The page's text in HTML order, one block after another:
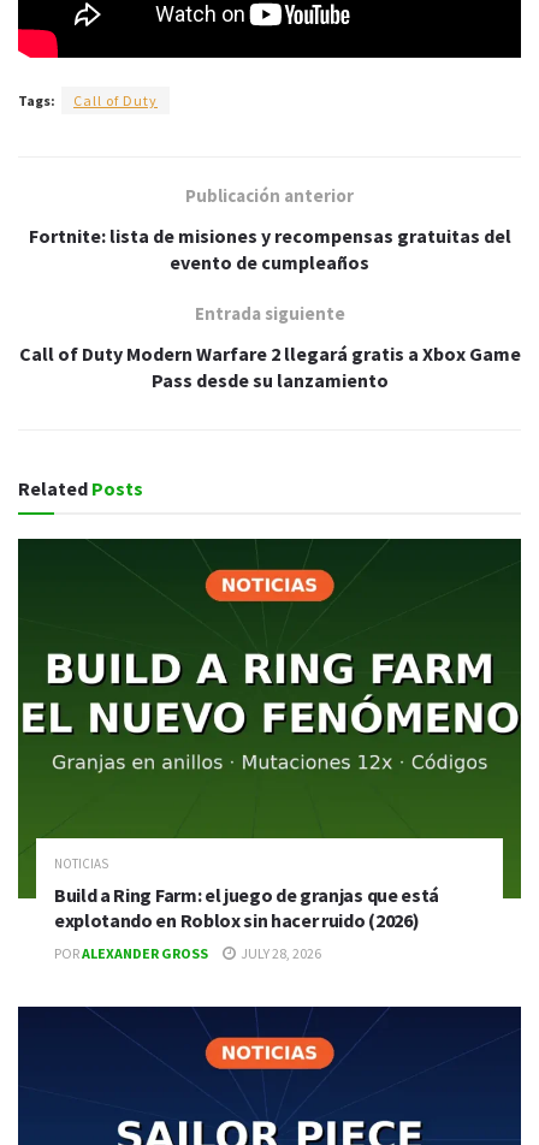
Tags: Call of Duty
Publicación anterior
Fortnite: lista de misiones y recompensas gratuitas del
evento de cumpleaños
Entrada siguiente
Call of Duty Modern Warfare 2 llegará gratis a Xbox Game
Pass desde su lanzamiento
Related Posts
NOTICIAS
Build a Ring Farm: el juego de granjas que está
explotando en Roblox sin hacer ruido (2026)
PORALEXANDER GROSS JULY 28, 2026